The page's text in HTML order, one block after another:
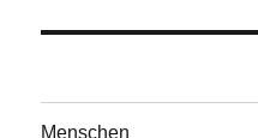
Menschen